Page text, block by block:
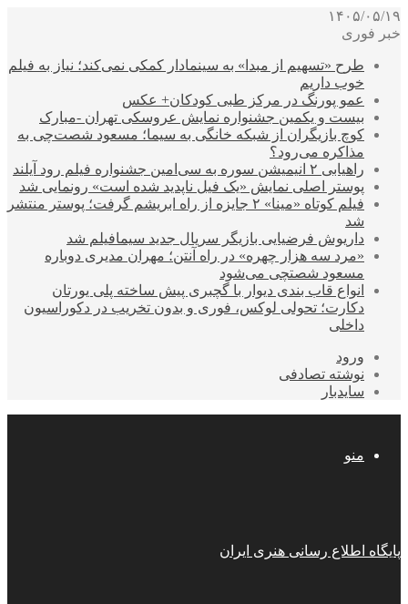
۱۴۰۵/۰۵/۱۹
خبر فوری
طرح «تسهیم از مبدا» به سینمادار کمکی نمی‌کند؛ نیاز به فیلم
خوب داریم
عمو پورنگ در مرکز طبی کودکان+ عکس
بیست و یکمین جشنواره نمایش عروسکی تهران -مبارک
کوچ بازیگران از شبکه خانگی به سیما؛ مسعود شصت‌چی به
مذاکره می‌رود؟
راهیابی ۲ انیمیشن سوره به سی‌امین جشنواره فیلم رود آیلند
پوستر اصلی نمایش «یک فیل ناپدید شده است» رونمایی شد
فیلم کوتاه «مینا» ۲ جایزه از راه ابریشم گرفت؛ پوستر منتشر
شد
داریوش فرضیایی بازیگر سریال جدید سیمافیلم شد
«مرد سه هزار چهره» در راه آنتن؛ مهران مدیری دوباره
مسعود شصتچی می‌شود
انواع قاب بندی دیوار با گچبری پیش ساخته پلی یورتان
دکارت؛ تحولی لوکس، فوری و بدون تخریب در دکوراسیون
داخلی
ورود
نوشته تصادفی
سایدبار
منو
پایگاه اطلاع رسانی هنری ایران